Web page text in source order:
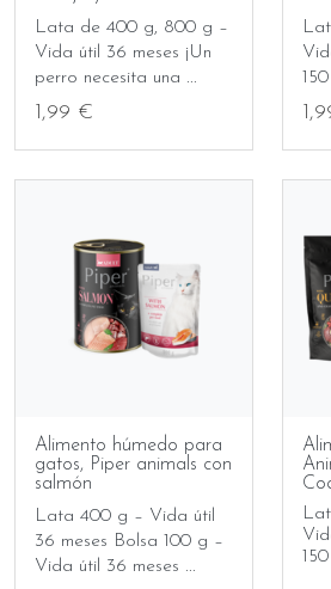
Lata de 400 g, 800 g –
Vida útil 36 meses ¡Un
perro necesita una ...
1,99 €
Alimento húmedo para
gatos, Piper animals con
salmón
Lata 400 g – Vida útil
36 meses Bolsa 100 g –
Vida útil 36 meses ...